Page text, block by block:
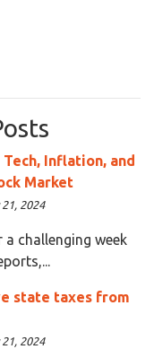
Inflation, and
Market
2024
challenging week
state taxes from
2024